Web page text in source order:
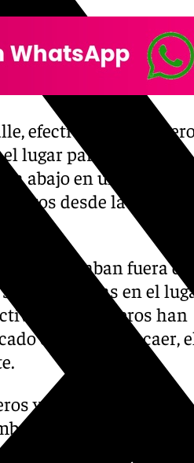
efectivos de
el lugar para atender la
abajo en un espacio
desde la carretera
encontraban fuera del
atendidas en el lugar
de Bomberos han
el turismo al caer,
y tres vehículos, una
urbana pesada (U-
de la Policía